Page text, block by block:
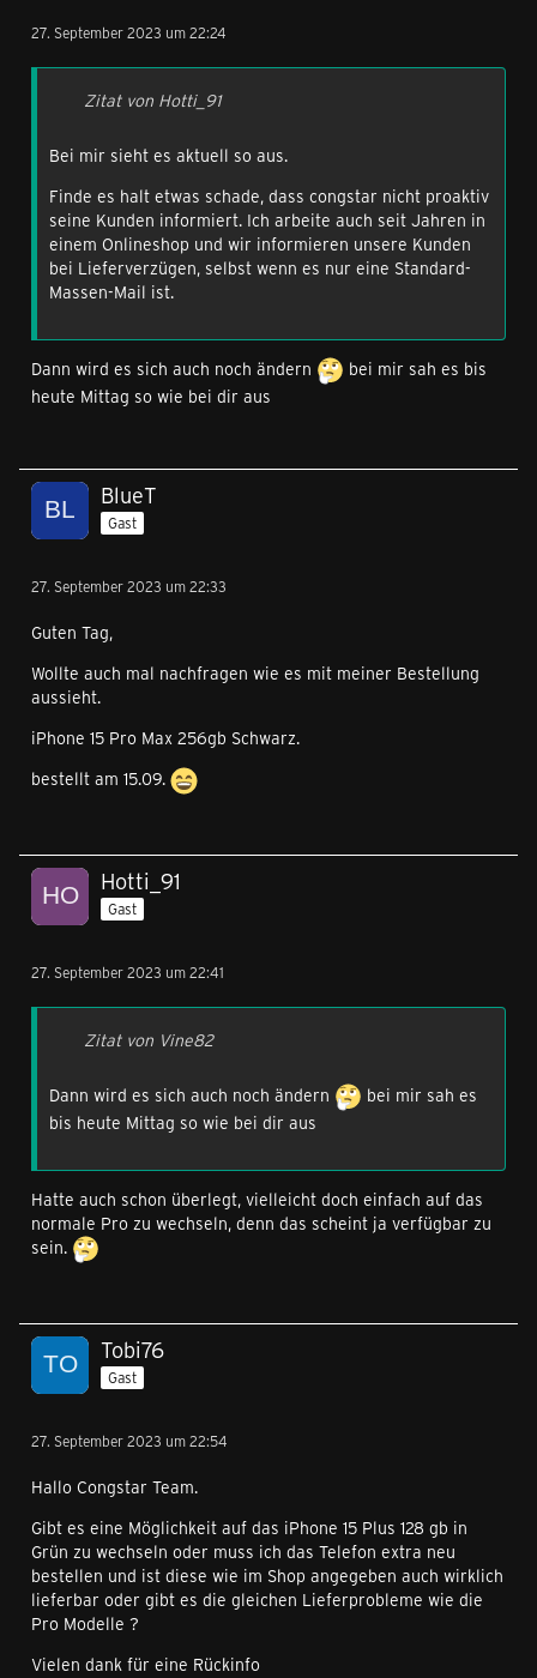
27. September 2023 um 22:24
Zitat von Hotti_91
Bei mir sieht es aktuell so aus.
Finde es halt etwas schade, dass congstar nicht proaktiv
seine Kunden informiert. Ich arbeite auch seit Jahren in
einem Onlineshop und wir informieren unsere Kunden
bei Lieferverzügen, selbst wenn es nur eine Standard-
Massen-Mail ist.
Dann wird es sich auch noch ändern
bei mir sah es bis
heute Mittag so wie bei dir aus
BlueT
Gast
27. September 2023 um 22:33
Guten Tag,
Wollte auch mal nachfragen wie es mit meiner Bestellung
aussieht.
iPhone 15 Pro Max 256gb Schwarz.
bestellt am 15.09.
Hotti_91
Gast
27. September 2023 um 22:41
Zitat von Vine82
Dann wird es sich auch noch ändern
bei mir sah es
bis heute Mittag so wie bei dir aus
Hatte auch schon überlegt, vielleicht doch einfach auf das
normale Pro zu wechseln, denn das scheint ja verfügbar zu
sein.
Tobi76
Gast
27. September 2023 um 22:54
Hallo Congstar Team.
Gibt es eine Möglichkeit auf das iPhone 15 Plus 128 gb in
Grün zu wechseln oder muss ich das Telefon extra neu
bestellen und ist diese wie im Shop angegeben auch wirklich
lieferbar oder gibt es die gleichen Lieferprobleme wie die
Pro Modelle ?
Vielen dank für eine Rückinfo